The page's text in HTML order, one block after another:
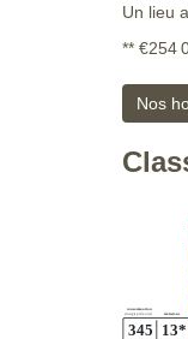
Un lieu
** €254
Nos